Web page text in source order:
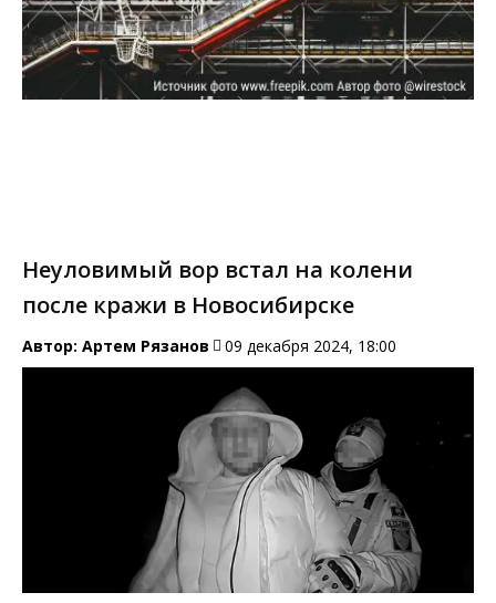
Неуловимый вор встал на колени
после кражи в Новосибирске
Автор: Артем Рязанов 09 декабря 2024, 18:00